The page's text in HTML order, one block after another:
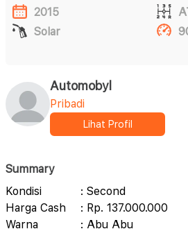
2015
Solar
Automobyl
Pribadi
Lihat Profil
Summary
Kondisi
: Second
Harga Cash
: Rp. 137.000.000
Warna
: Abu Abu